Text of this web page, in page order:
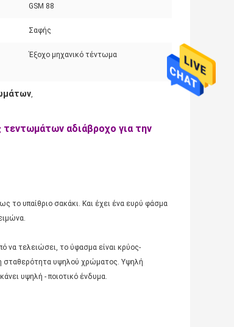
GSM 88
Σαφής
Έξοχο μηχανικό τέντωμα
,
αδιάβροχο για την
το υπαίθριο σακάκι. Και έχει ένα ευρύ φάσμα
να τελειώσει, το ύφασμα είναι κρύος-
σταθερότητα υψηλού χρώματος. Υψηλή
υψηλή - ποιοτικό ένδυμα.